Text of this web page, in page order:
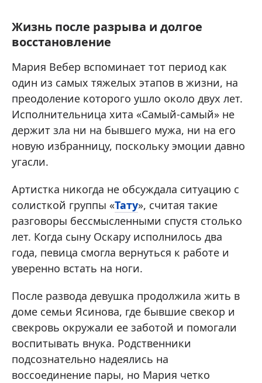
Жизнь после разрыва и долгое
восстановление
Мария Вебер вспоминает тот период как
один из самых тяжелых этапов в жизни, на
преодоление которого ушло около двух лет.
Исполнительница хита «Самый-самый» не
держит зла ни на бывшего мужа, ни на его
новую избранницу, поскольку эмоции давно
угасли.
Артистка никогда не обсуждала ситуацию с
солисткой группы «Тату», считая такие
разговоры бессмысленными спустя столько
лет. Когда сыну Оскару исполнилось два
года, певица смогла вернуться к работе и
уверенно встать на ноги.
После развода девушка продолжила жить в
доме семьи Ясинова, где бывшие свекор и
свекровь окружали ее заботой и помогали
воспитывать внука. Родственники
подсознательно надеялись на
воссоединение пары, но Мария четко